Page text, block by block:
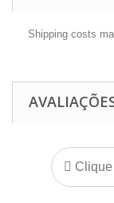
Shipping costs